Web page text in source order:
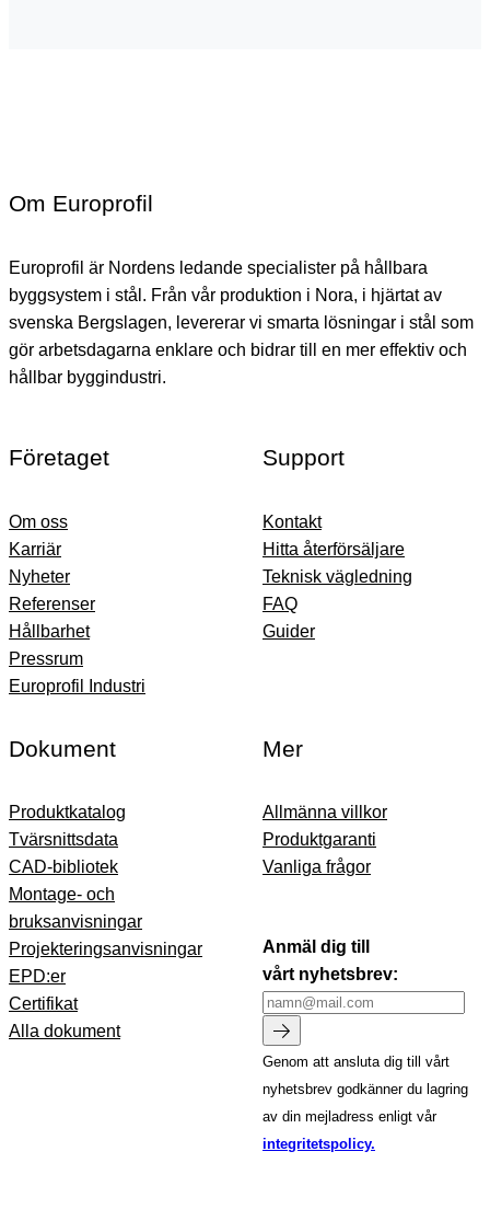
Om Europrofil
Europrofil är Nordens ledande specialister på hållbara
byggsystem i stål. Från vår produktion i Nora, i hjärtat av
svenska Bergslagen, levererar vi smarta lösningar i stål som
gör arbetsdagarna enklare och bidrar till en mer effektiv och
hållbar byggindustri.
Företaget
Om oss
Karriär
Nyheter
Referenser
Hållbarhet
Pressrum
Europrofil Industri
Support
Kontakt
Hitta återförsäljare
Teknisk vägledning
FAQ
Guider
Dokument
Produktkatalog
Tvärsnittsdata
CAD-bibliotek
Montage- och
bruksanvisningar
Projekteringsanvisningar
EPD:er
Certifikat
Alla dokument
Mer
Allmänna villkor
Produktgaranti
Vanliga frågor
Anmäl dig till
vårt nyhetsbrev:
Genom att ansluta dig till vårt
nyhetsbrev godkänner du lagring
av din mejladress enligt vår
integritetspolicy.